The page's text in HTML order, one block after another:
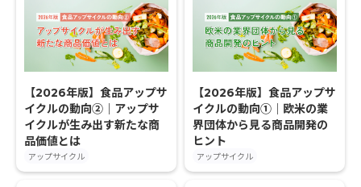
【2026年版】食品アップサ
イクルの動向②｜アップサ
イクルが生み出す新たな商
品価値とは
アップサイクル
【2026年版】食品アップサ
イクルの動向①｜欧米の業
界団体から見る商品開発の
ヒント
アップサイクル